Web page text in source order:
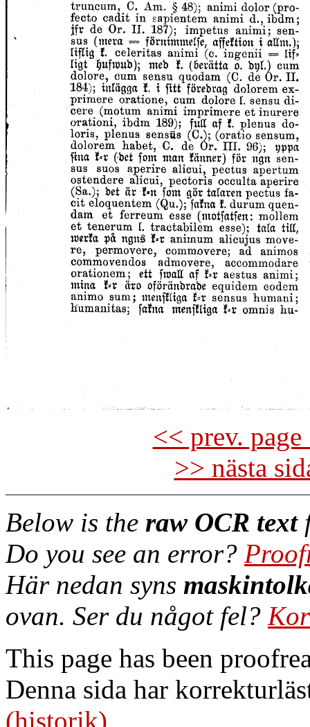
<< prev.
>> nästa
Below is the raw OCR text
Do you see an error?
Här nedan syns
ovan. Ser du något fel?
This page has been
Denna sida har
(historik)